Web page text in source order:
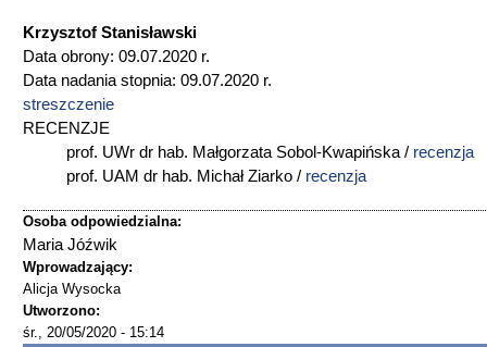
Krzysztof Stanisławski
Data obrony: 09.07.2020 r.
Data nadania stopnia: 09.07.2020 r.
streszczenie
RECENZJE
prof. UWr dr hab. Małgorzata Sobol-Kwapińska / recenzja
prof. UAM dr hab. Michał Ziarko / recenzja
Osoba odpowiedzialna:
Maria Jóźwik
Wprowadzający:
Alicja Wysocka
Utworzono:
śr., 20/05/2020 - 15:14